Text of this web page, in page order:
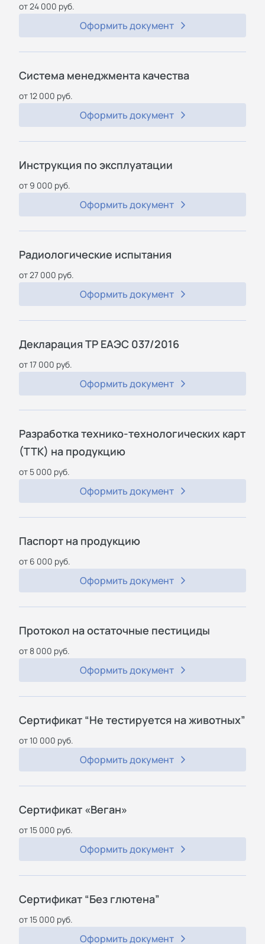
от 24 000 руб.
Оформить документ
Система менеджмента качества
от 12 000 руб.
Оформить документ
Инструкция по эксплуатации
от 9 000 руб.
Оформить документ
Радиологические испытания
от 27 000 руб.
Оформить документ
Декларация ТР ЕАЭС 037/2016
от 17 000 руб.
Оформить документ
Разработка технико-технологических карт
(ТТК) на продукцию
от 5 000 руб.
Оформить документ
Паспорт на продукцию
от 6 000 руб.
Оформить документ
Протокол на остаточные пестициды
от 8 000 руб.
Оформить документ
Сертификат “Не тестируется на животных”
от 10 000 руб.
Оформить документ
Сертификат «Веган»
от 15 000 руб.
Оформить документ
Сертификат “Без глютена”
от 15 000 руб.
Оформить документ